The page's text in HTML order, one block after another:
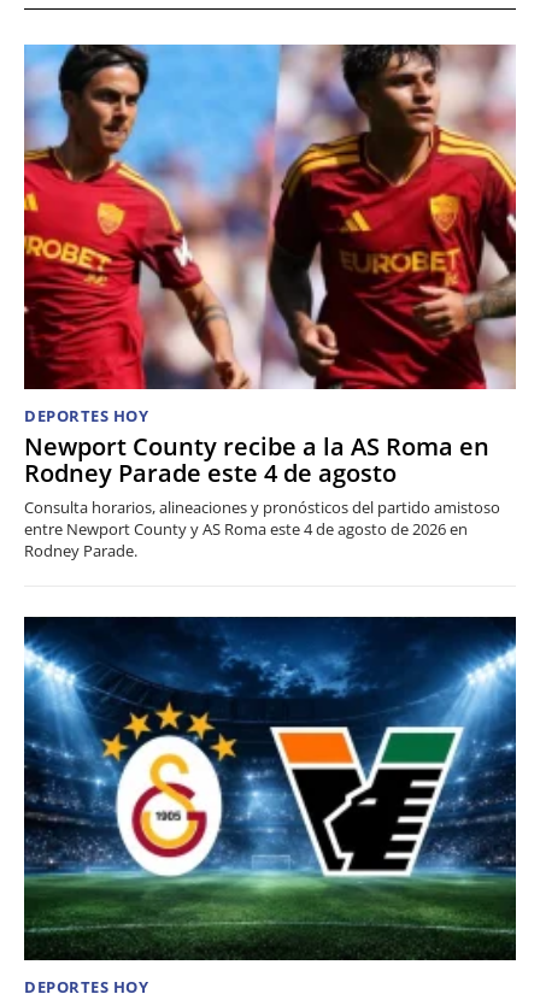
DEPORTES HOY
Newport County recibe a la AS Roma en
Rodney Parade este 4 de agosto
Consulta horarios, alineaciones y pronósticos del partido amistoso
entre Newport County y AS Roma este 4 de agosto de 2026 en
Rodney Parade.
DEPORTES HOY